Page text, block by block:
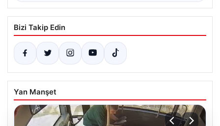
Bizi Takip Edin
Yan Manşet